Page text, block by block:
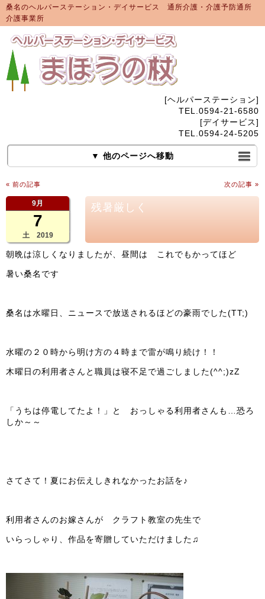
桑名のヘルパーステーション・デイサービス 通所介護・介護予防通所
介護事業所
[ヘルパーステーション]
TEL.0594-21-6580
[デイサービス]
TEL.0594-24-5205
▼ 他のページへ移動
« 前の記事 次の記事 »
9月
7
土 2019
残暑厳しく
朝晩は涼しくなりましたが、昼間は これでもかってほど
暑い桑名です
桑名は水曜日、ニュースで放送されるほどの豪雨でした(TT;)
水曜の２０時から明け方の４時まで雷が鳴り続け！！
木曜日の利用者さんと職員は寝不足で過ごしました(^^;)zZ
「うちは停電してたよ！」と おっしゃる利用者さんも…恐ろ
しか～～
さてさて！夏にお伝えしきれなかったお話を♪
利用者さんのお嫁さんが クラフト教室の先生で
いらっしゃり、作品を寄贈していただけました♫